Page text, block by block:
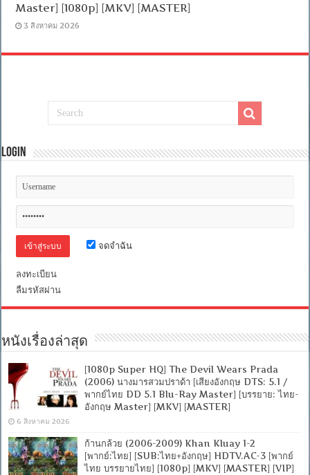
Master] [1080p] [MKV] [MASTER]
3 สิงหาคม 2026
Login
จดจำฉัน
ลงทะเบียน
ลืมรหัสผ่าน
หนังเรื่องล่าสุด
[1080p Super HQ] The Devil Wears Prada
(2006) นางมารสวมปราด้า [เสียงอังกฤษ DTS: 5.1 /
พากย์ไทย DD 5.1 Blu-Ray Master] [บรรยาย: ไทย-
อังกฤษ Master] [MKV] [MASTER]
6 สิงหาคม 2026
ก้านกล้วย (2006-2009) Khan Kluay 1-2
[พากย์:ไทย] [SUB:ไทย+อังกฤษ] HDTV.AC-3 [พากย์
ไทย บรรยายไทย] [1080p] [MKV] [MASTER] [VIP]